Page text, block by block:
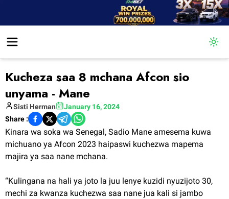
Kucheza saa 8 mchana Afcon sio
unyama - Mane
Sisti Herman
January 16, 2024
Share :
Kinara wa soka wa Senegal, Sadio Mane amesema kuwa
michuano ya Afcon 2023 haipaswi kuchezwa mapema
majira ya saa nane mchana.
“Kulingana na hali ya joto la juu lenye kuzidi nyuzijoto 30,
mechi za kwanza kuchezwa saa nane jua kali si jambo